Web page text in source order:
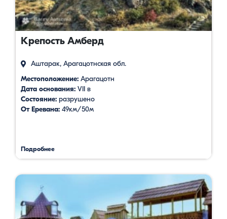
Крепость Амберд
Аштарак, Арагацотнская обл.
Местоположение: Арагацотн
Дата основания: VII в
Состояние: разрушено
От Еревана: 49км/50м
Подробнее